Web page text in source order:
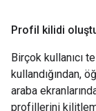
Profil kilidi
Birçok kullanıcı
kullandığından,
araba
profillerini